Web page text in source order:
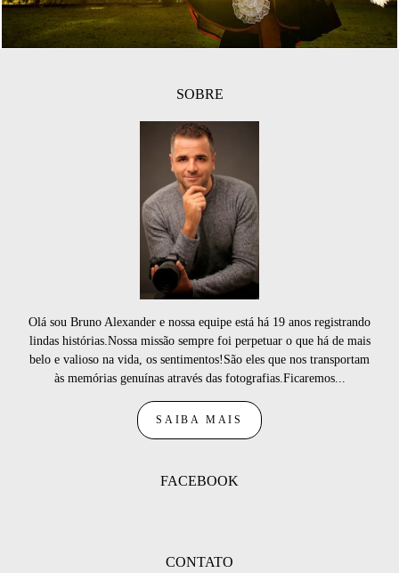
SOBRE
Olá sou Bruno Alexander e nossa equipe está há 19 anos registrando
lindas histórias.Nossa missão sempre foi perpetuar o que há de mais
belo e valioso na vida, os sentimentos!São eles que nos transportam
às memórias genuínas através das fotografias.Ficaremos...
SAIBA MAIS
FACEBOOK
CONTATO